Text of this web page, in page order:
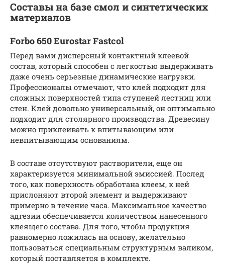
Составы на базе смол и синтетических
материалов
Forbo 650 Eurostar Fastcol
Перед вами дисперсный контактный клеевой
состав, который способен с легкостью выдерживать
даже очень серьезные динамические нагрузки.
Профессионалы отмечают, что клей подходит для
сложных поверхностей типа ступеней лестниц или
стен. Клей довольно универсальный, он оптимально
подходит для столярного производства. Древесину
можно приклеивать к впитывающим или
невпитывающим основаниям.
В составе отсутствуют растворители, еще он
характеризуется минимальной эмиссией. Послед
того, как поверхность обработана клеем, к ней
прислоняют второй элемент и выдерживают
примерно в течение часа. Максимальное качество
адгезии обеспечивается количеством нанесенного
клеящего состава. Для того, чтобы продукция
равномерно ложилась на основу, желательно
пользоваться специальным структурным валиком,
который поставляется в комплекте.